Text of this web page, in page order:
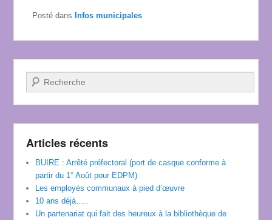
Posté dans Infos municipales
Recherche
Articles récents
BUIRE : Arrêté préfectoral (port de casque conforme à
partir du 1° Août pour EDPM)
Les employés communaux à pied d’œuvre
10 ans déjà…..
Un partenariat qui fait des heureux à la bibliothèque de